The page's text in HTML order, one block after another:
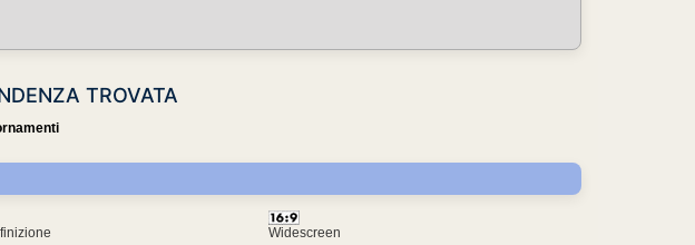
TROVATA
Widescreen